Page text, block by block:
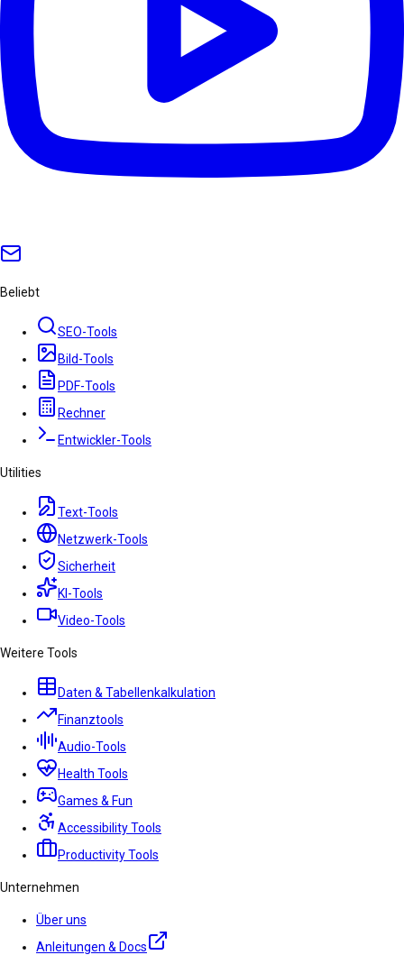
Beliebt
SEO-Tools
Bild-Tools
PDF-Tools
Rechner
Entwickler-Tools
Utilities
Text-Tools
Netzwerk-Tools
Sicherheit
KI-Tools
Video-Tools
Weitere Tools
Daten & Tabellenkalkulation
Finanztools
Audio-Tools
Health Tools
Games & Fun
Accessibility Tools
Productivity Tools
Unternehmen
Über uns
Anleitungen & Docs